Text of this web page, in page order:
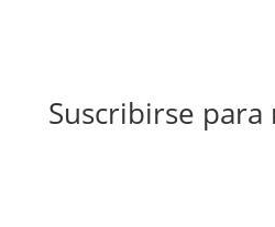
Suscribirse